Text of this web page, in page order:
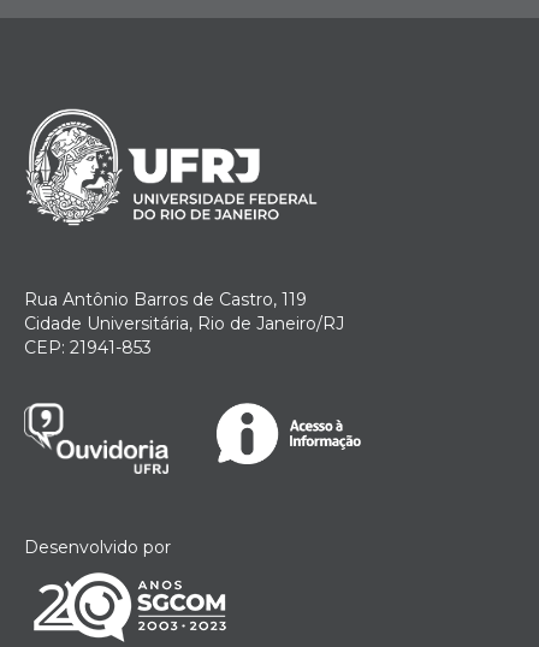
Rua Antônio Barros de Castro, 119
Cidade Universitária, Rio de Janeiro/RJ
CEP: 21941-853
Desenvolvido por